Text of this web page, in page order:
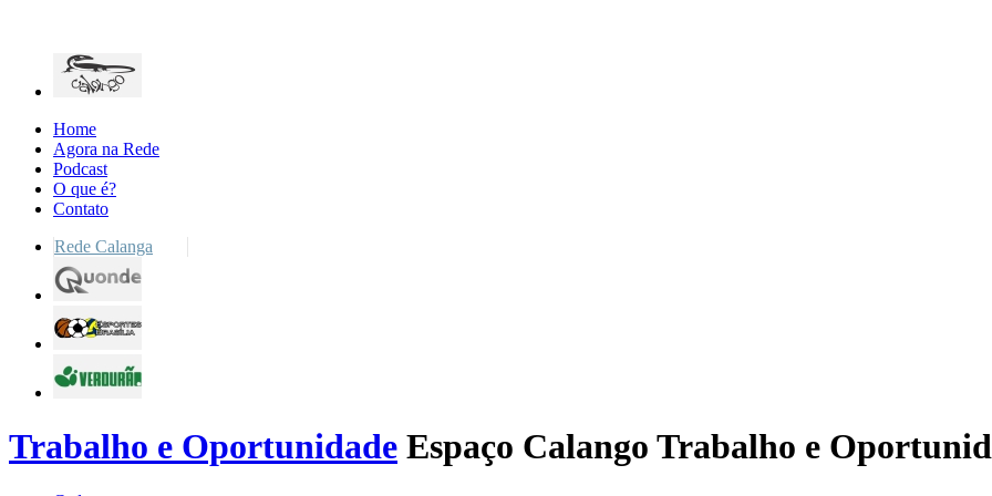
Home
Agora na Rede
Podcast
O que é?
Contato
Rede Calanga
Trabalho e Oportunidade Espaço Calango Trabalho e